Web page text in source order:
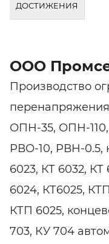
ДОСТИЖЕНИЯ
ООО
Производство
ОПН-35, ОПН-
РВО-10, РВН-0.5,
6023, КТ 6032, КТ
6024, КТ6025,
КТП 6025,
703, КУ 704